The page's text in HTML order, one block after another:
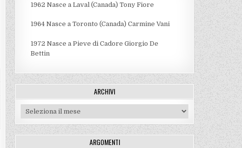
1962 Nasce a Laval (Canada) Tony Fiore
1964 Nasce a Toronto (Canada) Carmine Vani
1972 Nasce a Pieve di Cadore Giorgio De
Bettin
ARCHIVI
Archivi
ARGOMENTI